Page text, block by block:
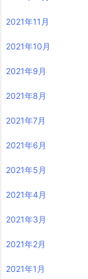
2021年11月
2021年10月
2021年9月
2021年8月
2021年7月
2021年6月
2021年5月
2021年4月
2021年3月
2021年2月
2021年1月